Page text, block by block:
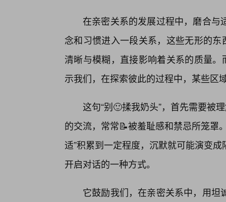
在亲密关系的发展过程中，磨合与
念和习惯进入一段关系，这些无形的
清晰与模糊，直接影响着关系的质量
示我们，在探索彼此的过程中，某些区
这句“别🙂揉我奶头”，首先需要被
的交流，常常📝被羞耻感和禁忌所笼罩
适”积累到一定程度，沉默就可能演变
开启对话的一种方式。
它鼓励我们，在亲密关系中，用